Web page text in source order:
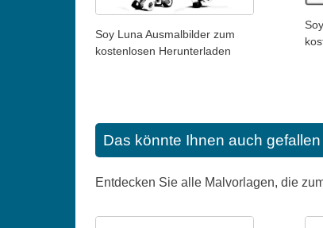
Soy Luna Ausmalbilder zum
kostenlosen Herunterladen
Das könnte Ihnen auch gefallen
Entdecken Sie alle Malvorlagen, die